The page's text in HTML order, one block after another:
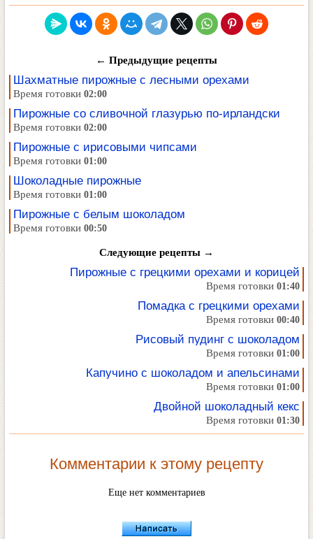
← Предыдущие рецепты
Шахматные пирожные с лесными орехами
Время готовки 02:00
Пирожные со сливочной глазурью по-ирландски
Время готовки 02:00
Пирожные с ирисовыми чипсами
Время готовки 01:00
Шоколадные пирожные
Время готовки 01:00
Пирожные с белым шоколадом
Время готовки 00:50
Следующие рецепты →
Пирожные с грецкими орехами и корицей
Время готовки 01:40
Помадка с грецкими орехами
Время готовки 00:40
Рисовый пудинг с шоколадом
Время готовки 01:00
Капучино с шоколадом и апельсинами
Время готовки 01:00
Двойной шоколадный кекс
Время готовки 01:30
Комментарии к этому рецепту
Еще нет комментариев